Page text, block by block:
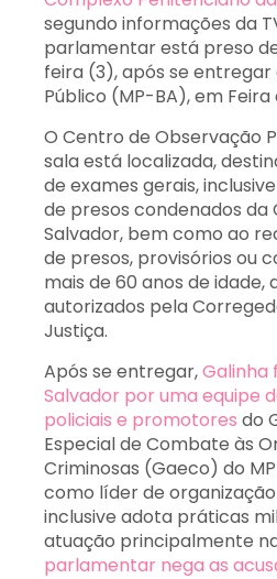
segundo informações da
parlamentar está preso
feira (3), após se entregar
Público (MP-BA), em Feira
O Centro de Observação
sala está localizada,
de exames gerais,
de presos condenados da
Salvador, bem como ao
de presos, provisórios ou
mais de 60 anos de idade,
autorizados pela
Justiça.
Após se entregar,Galinha
Salvador por uma equipe
policiais e promotores do
Especial de Combate às
Criminosas (Gaeco) do
como líder de
inclusive adota práticas
atuação principalmente
parlamentar nega as